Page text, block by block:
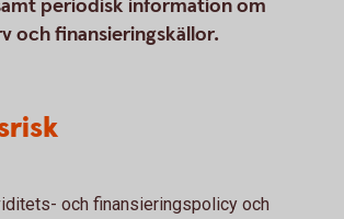
periodisk information om
och finansieringskällor.
och finansieringspolicy och